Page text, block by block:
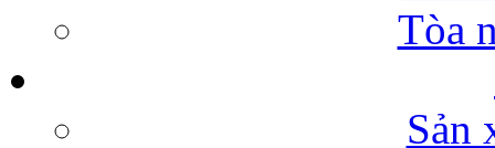
Tòa
Sản